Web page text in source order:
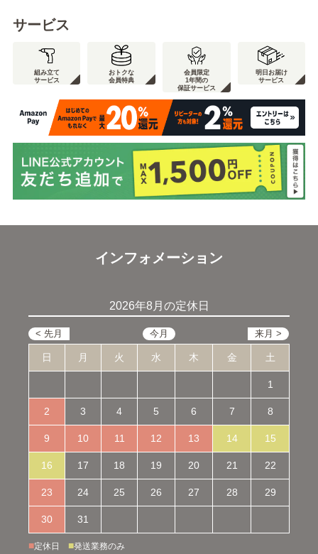
サービス
組み立て
サービス
おトクな
会員特典
会員限定
1年間の
保証サービス
明日お届け
サービス
インフォメーション
2026年8月の定休日
日 月 火 水 木 金 土
1
2 3 4 5 6 7 8
9 10 11 12 13 14 15
16 17 18 19 20 21 22
23 24 25 26 27 28 29
30 31
■定休日 ■発送業務のみ